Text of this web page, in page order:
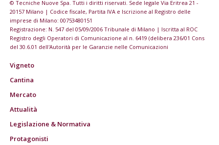
© Tecniche Nuove Spa. Tutti i diritti riservati. Sede legale Via Eritrea 21 -
20157 Milano | Codice fiscale, Partita IVA e Iscrizione al Registro delle
imprese di Milano: 00753480151
Registrazione: N. 547 del 05/09/2006 Tribunale di Milano | Iscritta al ROC
Registro degli Operatori di Comunicazione al n. 6419 (delibera 236/01 Cons
del 30.6.01 dell'Autorità per le Garanzie nelle Comunicazioni
Vigneto
Cantina
Mercato
Attualità
Legislazione & Normativa
Protagonisti